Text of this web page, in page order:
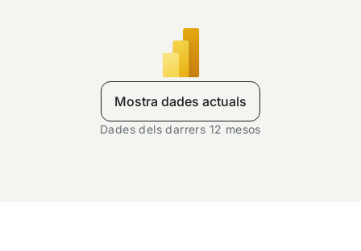
Mostra dades actuals
Dades dels darrers 12 mesos